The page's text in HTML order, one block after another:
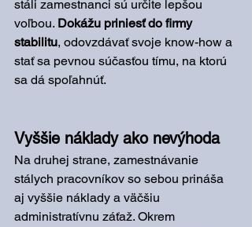
stáli zamestnanci sú určite lepšou
voľbou. Dokážu priniesť do firmy
stabilitu, odovzdávať svoje know-how a
stať sa pevnou súčasťou tímu, na ktorú
sa dá spoľahnúť.
Vyššie náklady ako nevýhoda
Na druhej strane, zamestnávanie
stálych pracovníkov so sebou prináša
aj vyššie náklady a väčšiu
administratívnu záťaž. Okrem